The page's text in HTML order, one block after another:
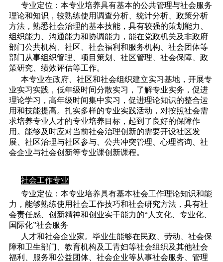
专业定位：本专业培养具有基本的公共管理与社会服务
理论和知识，较熟练使用调查分析、统计分析、政策分析
方法，熟悉社会治理的基本技能，具有较强的策划能力、
组织能力、沟通能力和协调能力，能在党政机关及非政府
部门公共机构、社区、社会福利和服务机构、社会团体等
部门从事组织管理、项目策划、社区管理、社会保障、政
策研究、绩效评估等工作。
本专业在政府、社区和社会组织建立实习基地，开展专
业实习实践，低年级时间分散实习，了解专业实务，促进
理论学习，高年级时间集中实习，促进理论知识的整合运
用和技能提高。扎实多样的专业实践活动，对按照社会需
求培养专业人才的专业培养目标，起到了良好的保障作
用。能够及时应对当前社会治理创新的需要开设社区发
展、社区治理与社区参与、公共冲突管理、心理咨询、社
会企业与社会创新等专业课创新课程。
社会工作专业
专业定位：本专业培养具有基本社会工作理论知识和能
力，能够熟练使用社会工作技巧和社会研究方法，具有社
会责任感、创新精神和创业实干能力的“人文化、专业化、
国际化”社会服务
人才和社会企业家。毕业生能够在民政、劳动、社会保
障和卫生部门、教育机构及工青妇等社会组织及其他社会
福利、服务和公益团体、社会企业等从事社会服务、管理